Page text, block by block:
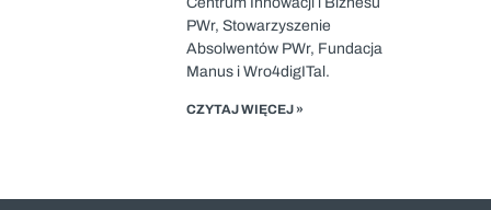
PWr, Stowarzyszenie
Absolwentów PWr, Fundacja
Manus i Wro4digITal.
CZYTAJ WIĘCEJ »